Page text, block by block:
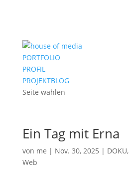
PORTFOLIO
PROFIL
PROJEKTBLOG
Seite wählen
Ein Tag mit Erna
von me | Nov. 30, 2025 | DOKU,
Web